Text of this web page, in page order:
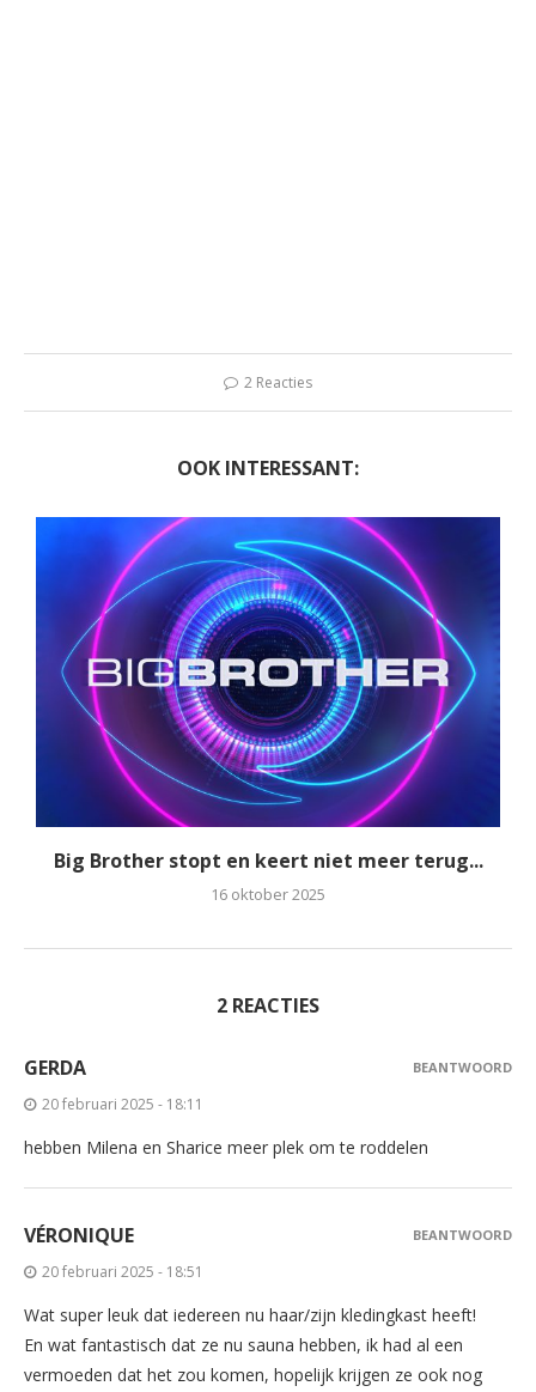
2 Reacties
OOK INTERESSANT:
Big Brother stopt en keert niet meer terug...
16 oktober 2025
2 REACTIES
GERDA
20 februari 2025 - 18:11
hebben Milena en Sharice meer plek om te roddelen
BEANTWOORD
VÉRONIQUE
20 februari 2025 - 18:51
Wat super leuk dat iedereen nu haar/zijn kledingkast heeft!
En wat fantastisch dat ze nu sauna hebben, ik had al een
vermoeden dat het zou komen, hopelijk krijgen ze ook nog
BEANTWOORD